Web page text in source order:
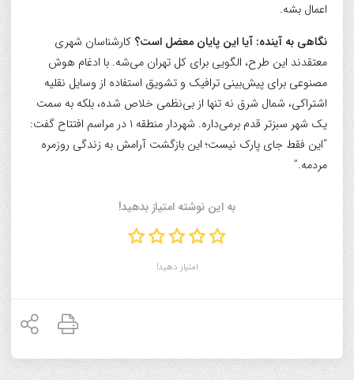
اعمال بشه.
نگاهی به آینده: آیا این پایان معضل است؟ کارشناسان شهری
معتقدند این طرح، الگویی برای کل تهران می‌شه. با ادغام هوش
مصنوعی برای پیش‌بینی ترافیک و تشویق استفاده از وسایل نقلیه
اشتراکی، شمال شرق نه تنها از بی‌نظمی خلاص شده، بلکه به سمت
یک شهر سبزتر قدم برمی‌داره. شهردار منطقه ۱ در مراسم افتتاح گفت:
“این فقط جای پارک نیست؛ این بازگشت آرامش به زندگی روزمره
مردمه.”
به این نوشته امتیاز بدهید!
امتیاز دهید!